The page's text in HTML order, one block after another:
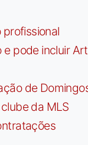
profissional
pode incluir
de
da MLS